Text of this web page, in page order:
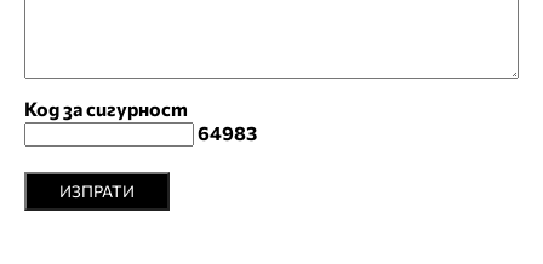
Код за сигурност
64983
ИЗПРАТИ